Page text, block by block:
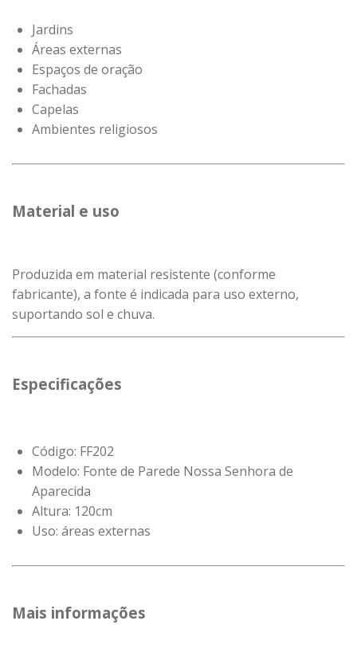
Jardins
Áreas externas
Espaços de oração
Fachadas
Capelas
Ambientes religiosos
Material e uso
Produzida em material resistente (conforme
fabricante), a fonte é indicada para uso externo,
suportando sol e chuva.
Especificações
Código: FF202
Modelo: Fonte de Parede Nossa Senhora de
Aparecida
Altura: 120cm
Uso: áreas externas
Mais informações